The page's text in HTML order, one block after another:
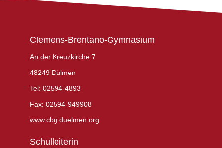
Clemens-Brentano-Gymnasium
An der Kreuzkirche 7
48249 Dülmen
Tel: 02594-4893
Fax: 02594-949908
www.cbg.duelmen.org
Schulleiterin